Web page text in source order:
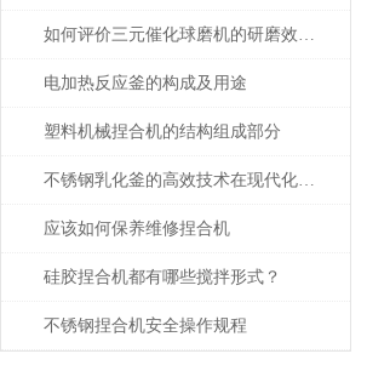
如何评价三元催化球磨机的研磨效果？
电加热反应釜的构成及用途
塑料机械捏合机的结构组成部分
不锈钢乳化釜的高效技术在现代化生产中的应用
应该如何保养维修捏合机
硅胶捏合机都有哪些搅拌形式？
不锈钢捏合机安全操作规程